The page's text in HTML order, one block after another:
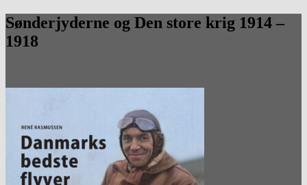
Sønderjyderne og Den store krig 1914 –
1918